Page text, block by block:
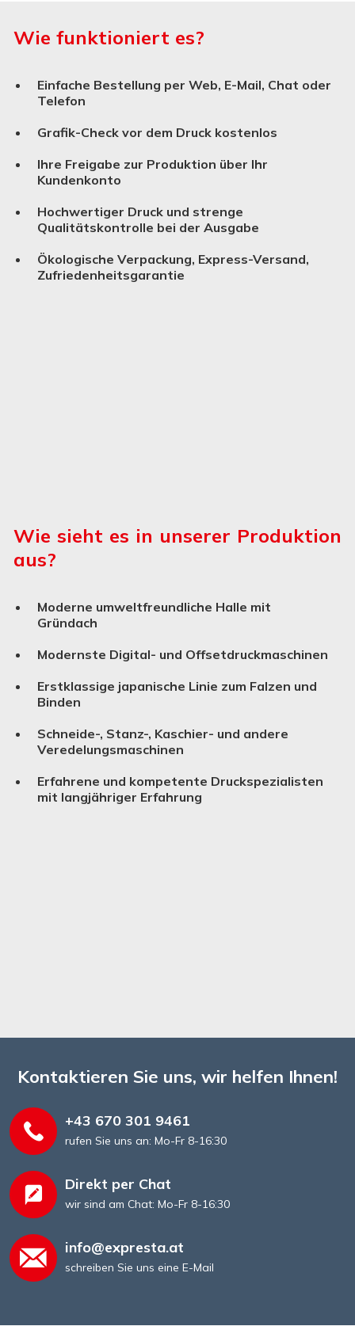
Wie funktioniert es?
Einfache Bestellung per Web, E-Mail, Chat oder
Telefon
Grafik-Check vor dem Druck kostenlos
Ihre Freigabe zur Produktion über Ihr
Kundenkonto
Hochwertiger Druck und strenge
Qualitätskontrolle bei der Ausgabe
Ökologische Verpackung, Express-Versand,
Zufriedenheitsgarantie
Wie sieht es in unserer Produktion
aus?
Moderne umweltfreundliche Halle mit
Gründach
Modernste Digital- und Offsetdruckmaschinen
Erstklassige japanische Linie zum Falzen und
Binden
Schneide-, Stanz-, Kaschier- und andere
Verede­lungs­ma­schinen
Erfahrene und kompetente Druckspezialisten
mit langjähriger Erfahrung
Kontaktieren Sie uns, wir helfen Ihnen!
+43 670 301 9461
rufen Sie uns an: Mo-Fr 8-16:30
Direkt per Chat
wir sind am Chat: Mo-Fr 8-16:30
info@expresta.at
schreiben Sie uns eine E-Mail